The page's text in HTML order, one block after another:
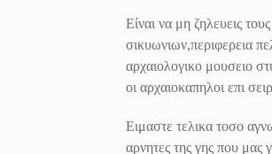
Είναι να μη ζηλευεις
σικυωνιων,περιφερεια
αρχαιολογικο μουσειο
οι αρχαιοκαπηλοι επι
Ειμαστε τελικα τοσο
αρνητες της γης που μας